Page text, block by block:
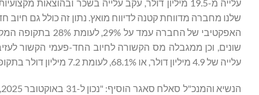
האפקטיבי של
עלייה של 4.9 מיליון דולר, או 68.1%, לעומת 7.2 מיליון דולר בתקופה המקבילה בשנת הכספים 2024", העיר סלאח סאגר.